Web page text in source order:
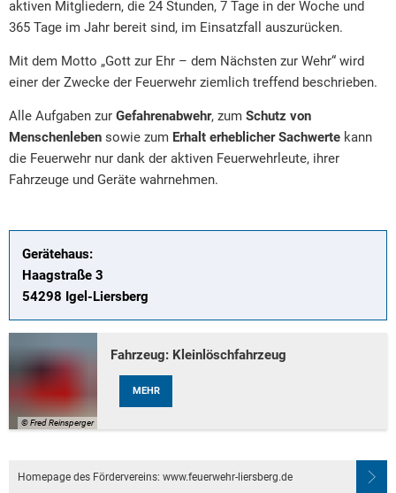
aktiven Mitgliedern, die 24 Stunden, 7 Tage in der Woche und
365 Tage im Jahr bereit sind, im Einsatzfall auszurücken.
Mit dem Motto „Gott zur Ehr – dem Nächsten zur Wehr“ wird
einer der Zwecke der Feuerwehr ziemlich treffend beschrieben.
Alle Aufgaben zur Gefahrenabwehr, zum Schutz von
Menschenleben sowie zum Erhalt erheblicher Sachwerte kann
die Feuerwehr nur dank der aktiven Feuerwehrleute, ihrer
Fahrzeuge und Geräte wahrnehmen.
Gerätehaus:
Haagstraße 3
54298 Igel-Liersberg
© Fred Reinsperger
Fahrzeug: Kleinlöschfahrzeug
MEHR
Homepage des Fördervereins: www.feuerwehr-liersberg.de